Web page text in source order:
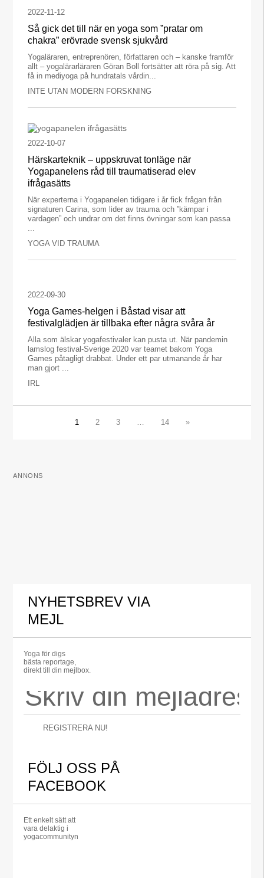
2022-11-12
Så gick det till när en yoga som ”pratar om
chakra” erövrade svensk sjukvård
Yogaläraren, entreprenören, författaren och – kanske framför
allt – yogalärarläraren Göran Boll fortsätter att röra på sig. Att
få in mediyoga på hundratals vårdin...
INTE UTAN MODERN FORSKNING
2022-10-07
Härskarteknik – uppskruvat tonläge när
Yogapanelens råd till traumatiserad elev
ifrågasätts
När experterna i Yogapanelen tidigare i år fick frågan från
signaturen Carina, som lider av trauma och ”kämpar i
vardagen” och undrar om det finns övningar som kan passa
...
YOGA VID TRAUMA
2022-09-30
Yoga Games-helgen i Båstad visar att
festivalglädjen är tillbaka efter några svåra år
Alla som älskar yogafestivaler kan pusta ut. När pandemin
lamslog festival-Sverige 2020 var teamet bakom Yoga
Games påtagligt drabbat. Under ett par utmanande år har
man gjort ...
IRL
1 2 3 … 14 »
ANNONS
NYHETSBREV VIA
MEJL
Yoga för digs
bästa reportage,
direkt till din mejlbox.
REGISTRERA NU!
FÖLJ OSS PÅ
FACEBOOK
Ett enkelt sätt att
vara delaktig i
yogacommunityn